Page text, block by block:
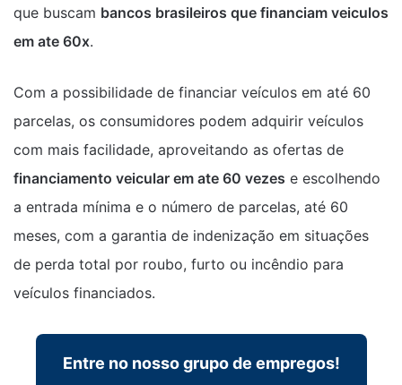
que buscam bancos brasileiros que financiam veiculos
em ate 60x.
Com a possibilidade de financiar veículos em até 60
parcelas, os consumidores podem adquirir veículos
com mais facilidade, aproveitando as ofertas de
financiamento veicular em ate 60 vezes e escolhendo
a entrada mínima e o número de parcelas, até 60
meses, com a garantia de indenização em situações
de perda total por roubo, furto ou incêndio para
veículos financiados.
Entre no nosso grupo de empregos!